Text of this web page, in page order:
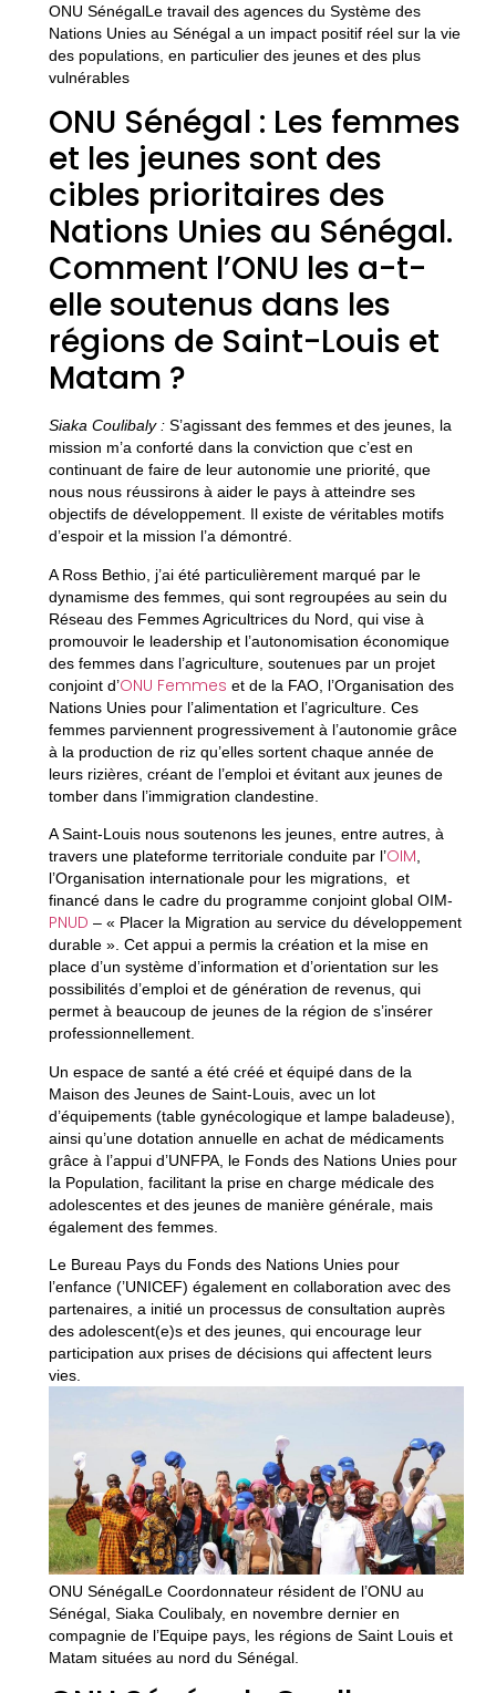
ONU SénégalLe travail des agences du Système des
Nations Unies au Sénégal a un impact positif réel sur la vie
des populations, en particulier des jeunes et des plus
vulnérables
ONU Sénégal : Les femmes
et les jeunes sont des
cibles prioritaires des
Nations Unies au Sénégal.
Comment l’ONU les a-t-
elle soutenus dans les
régions de Saint-Louis et
Matam ?
Siaka Coulibaly:S’agissant des femmes et des jeunes, la
mission m’a conforté dans la conviction que c’est en
continuant de faire de leur autonomie une priorité, que
nous nous réussirons à aider le pays à atteindre ses
objectifs de développement. Il existe de véritables motifs
d’espoir et la mission l’a démontré.
A Ross Bethio, j’ai été particulièrement marqué par le
dynamisme des femmes, qui sont regroupées au sein du
Réseau des Femmes Agricultrices du Nord, qui vise à
promouvoir le leadership et l’autonomisation économique
des femmes dans l’agriculture, soutenues par un projet
conjoint d’ONU Femmes et de la FAO, l’Organisation des
Nations Unies pour l’alimentation et l’agriculture. Ces
femmes parviennent progressivement à l’autonomie grâce
à la production de riz qu’elles sortent chaque année de
leurs rizières, créant de l’emploi et évitant aux jeunes de
tomber dans l’immigration clandestine.
A Saint-Louis nous soutenons les jeunes, entre autres, à
travers une plateforme territoriale conduite par l’OIM
l’Organisation internationale pour les migrations, et
financé dans le cadre du programme conjoint global OIM-
PNUD – « Placer la Migration au service du développement
durable ». Cet appui a permis la création et la mise en
place d’un système d’information et d’orientation sur les
possibilités d’emploi et de génération de revenus, qui
permet à beaucoup de jeunes de la région de s’insérer
professionnellement.
Un espace de santé a été créé et équipé dans de la
Maison des Jeunes de Saint-Louis, avec un lot
d’équipements (table gynécologique et lampe baladeuse),
ainsi qu’une dotation annuelle en achat de médicaments
grâce à l’appui d’UNFPA, le Fonds des Nations Unies pour
la Population, facilitant la prise en charge médicale des
adolescentes et des jeunes de manière générale, mais
également des femmes.
Le Bureau Pays du Fonds des Nations Unies pour
l’enfance (’UNICEF) également en collaboration avec des
partenaires, a initié un processus de consultation auprès
des adolescent(e)s et des jeunes, qui encourage leur
participation aux prises de décisions qui affectent leurs
vies.
ONU SénégalLe Coordonnateur résident de l’ONU au
Sénégal, Siaka Coulibaly, en novembre dernier en
compagnie de l’Equipe pays, les régions de Saint Louis et
Matam situées au nord du Sénégal.